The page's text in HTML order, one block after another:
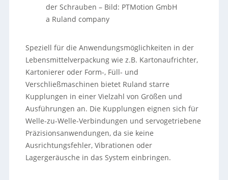
der Schrauben – Bild: PTMotion GmbH
a Ruland company
Speziell für die Anwendungsmöglichkeiten in der
Lebensmittelverpackung wie z.B. Kartonaufrichter,
Kartonierer oder Form-, Füll- und
Verschließmaschinen bietet Ruland starre
Kupplungen in einer Vielzahl von Größen und
Ausführungen an. Die Kupplungen eignen sich für
Welle-zu-Welle-Verbindungen und servogetriebene
Präzisionsanwendungen, da sie keine
Ausrichtungsfehler, Vibrationen oder
Lagergeräusche in das System einbringen.